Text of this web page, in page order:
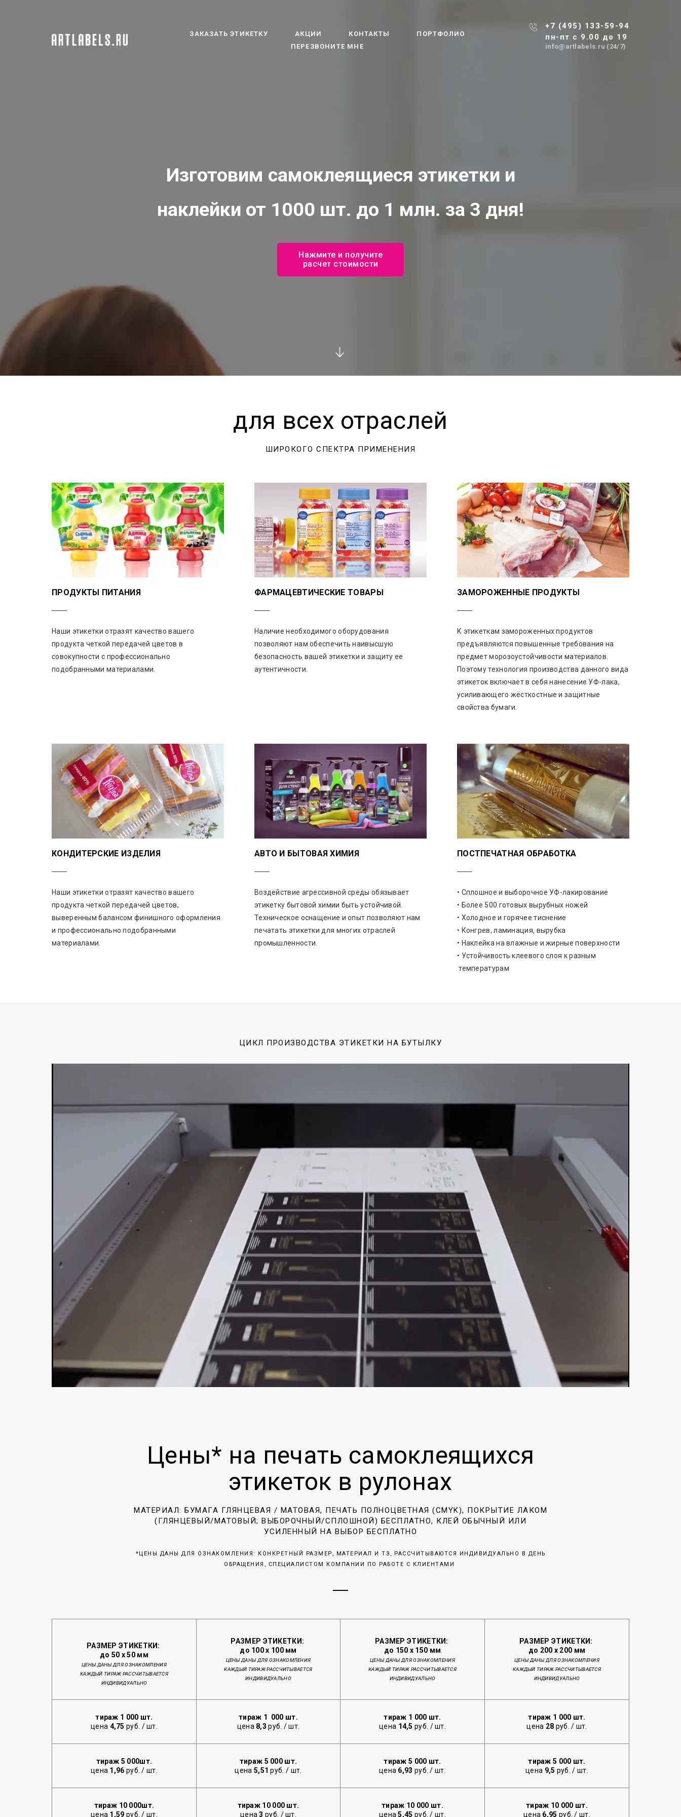
ЗАКАЗАТЬ ЭТИКЕТКУ АКЦИИ КОНТАКТЫ
ПОРТФОЛИО
ПЕРЕЗВОНИТЕ МНЕ
+7 (495) 133-59-94
пн-пт с 9.00 до 19
info@artlabels.ru (24/7)
Изготовим самоклеящиеся этикетки и
наклейки от 1000 шт. до 1 млн. за 3 дня!
Нажмите и получите
расчет стоимости
для всех отраслей
ШИРОКОГО СПЕКТРА ПРИМЕНЕНИЯ
ПРОДУКТЫ ПИТАНИЯ
Наши этикетки отразят качество вашего
продукта четкой передачей цветов в
совокупности с профессионально
подобранными материалами.
ФАРМАЦЕВТИЧЕСКИЕ ТОВАРЫ
Наличие необходимого оборудования
позволяют нам обеспечить наивысшую
безопасность вашей этикетки и защиту ее
аутентичности.
ЗАМОРОЖЕННЫЕ ПРОДУКТЫ
К этикеткам замороженных продуктов
предъявляются повышенные требования на
предмет морозоустойчивости материалов.
Поэтому технология производства данного вида
этикеток включает в себя нанесение УФ-лака,
усиливающего жёсткостные и защитные
свойства бумаги.
КОНДИТЕРСКИЕ ИЗДЕЛИЯ
Наши этикетки отразят качество вашего
продукта четкой передачей цветов,
выверенным балансом финишного оформления
и профессионально подобранными
материалами.
АВТО И БЫТОВАЯ ХИМИЯ
Воздействие агрессивной среды обязывает
этикетку бытовой химии быть устойчивой.
Техническое оснащение и опыт позволяют нам
печатать этикетки для многих отраслей
промышленности.
ПОСТПЕЧАТНАЯ ОБРАБОТКА
• Сплошное и выборочное УФ-лакирование
• Более 500 готовых вырубных ножей
• Холодное и горячее тиснение
• Конгрев, ламинация, вырубка
• Наклейка на влажные и жирные поверхности
• Устойчивость клеевого слоя к разным
температурам
ЦИКЛ ПРОИЗВОДСТВА ЭТИКЕТКИ НА БУТЫЛКУ
Цены* на печать самоклеящихся
этикеток в рулонах
МАТЕРИАЛ: БУМАГА ГЛЯНЦЕВАЯ / МАТОВАЯ, ПЕЧАТЬ ПОЛНОЦВЕТНАЯ (CMYK), ПОКРЫТИЕ ЛАКОМ
(ГЛЯНЦЕВЫЙ/МАТОВЫЙ; ВЫБОРОЧНЫЙ/СПЛОШНОЙ) БЕСПЛАТНО, КЛЕЙ ОБЫЧНЫЙ ИЛИ
УСИЛЕННЫЙ НА ВЫБОР БЕСПЛАТНО
*ЦЕНЫ ДАНЫ ДЛЯ ОЗНАКОМЛЕНИЯ: КОНКРЕТНЫЙ РАЗМЕР, МАТЕРИАЛ И ТЗ, РАССЧИТЫВАЮТСЯ ИНДИВИДУАЛЬНО В ДЕНЬ
ОБРАЩЕНИЯ, СПЕЦИАЛИСТОМ КОМПАНИИ ПО РАБОТЕ С КЛИЕНТАМИ
РАЗМЕР ЭТИКЕТКИ:
до 50 х 50 мм
ЦЕНЫ ДАНЫ ДЛЯ ОЗНАКОМЛЕНИЯ
КАЖДЫЙ ТИРАЖ РАССЧИТЫВАЕТСЯ
ИНДИВИДУАЛЬНО
РАЗМЕР ЭТИКЕТКИ:
до 100 х 100 мм
ЦЕНЫ ДАНЫ ДЛЯ ОЗНАКОМЛЕНИЯ
КАЖДЫЙ ТИРАЖ РАССЧИТЫВАЕТСЯ
ИНДИВИДУАЛЬНО
РАЗМЕР ЭТИКЕТКИ:
до 150 х 150 мм
ЦЕНЫ ДАНЫ ДЛЯ ОЗНАКОМЛЕНИЯ
КАЖДЫЙ ТИРАЖ РАССЧИТЫВАЕТСЯ
ИНДИВИДУАЛЬНО
РАЗМЕР ЭТИКЕТКИ:
до 200 х 200 мм
ЦЕНЫ ДАНЫ ДЛЯ ОЗНАКОМЛЕНИЯ
КАЖДЫЙ ТИРАЖ РАССЧИТЫВАЕТСЯ
ИНДИВИДУАЛЬНО
тираж 1 000 шт.
цена 4,75 руб. / шт.
тираж 1 000 шт.
цена 8,3руб. / шт.
тираж 1 000 шт.
цена 14,5 руб. / шт.
тираж 1 000 шт.
цена 28 руб. / шт.
тираж 5 000шт.
цена 1,96 руб. / шт.
тираж 5 000 шт.
цена 5,51 руб. / шт.
тираж 5 000 шт.
цена 6,93 руб. / шт.
тираж 5 000 шт.
цена 9,5 руб. / шт.
тираж 10 000шт.
цена 1,59 руб. / шт.
тираж 10 000 шт.
цена3 руб. / шт.
тираж 10 000 шт.
цена5,45 руб. / шт.
тираж 10 000 шт.
цена 6,95 руб. / шт.